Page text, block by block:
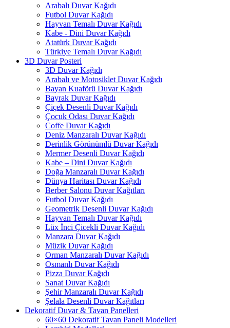
Arabalı Duvar Kağıdı
Futbol Duvar Kağıdı
Hayvan Temalı Duvar Kağıdı
Kabe - Dini Duvar Kağıdı
Atatürk Duvar Kağıdı
Türkiye Temalı Duvar Kağıdı
3D Duvar Posteri
3D Duvar Kağıdı
Arabalı ve Motosiklet Duvar Kağıdı
Bayan Kuaförü Duvar Kağıdı
Bayrak Duvar Kağıdı
Çiçek Desenli Duvar Kağıdı
Çocuk Odası Duvar Kağıdı
Coffe Duvar Kağıdı
Deniz Manzaralı Duvar Kağıdı
Derinlik Görünümlü Duvar Kağıdı
Mermer Desenli Duvar Kağıdı
Kabe – Dini Duvar Kağıdı
Doğa Manzaralı Duvar Kağıdı
Dünya Haritası Duvar Kağıdı
Berber Salonu Duvar Kağıtları
Futbol Duvar Kağıdı
Geometrik Desenli Duvar Kağıdı
Hayvan Temalı Duvar Kağıdı
Lüx İnci Çicekli Duvar Kağıdı
Manzara Duvar Kağıdı
Müzik Duvar Kağıdı
Orman Manzaralı Duvar Kağıdı
Osmanlı Duvar Kağıdı
Pizza Duvar Kağıdı
Sanat Duvar Kağıdı
Şehir Manzaralı Duvar Kağıdı
Şelala Desenli Duvar Kağıtları
Dekoratif Duvar & Tavan Panelleri
60×60 Dekoratif Tavan Paneli Modelleri